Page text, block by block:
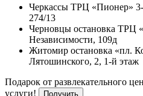
Черкассы ТРЦ «Пионер»
274/13
Черновцы остановка ТРЦ
Независимости, 109д
Житомир остановка «пл.
Лятошинского, 2, 1-й этаж
Подарок от развлекательного
услуги!
Получить